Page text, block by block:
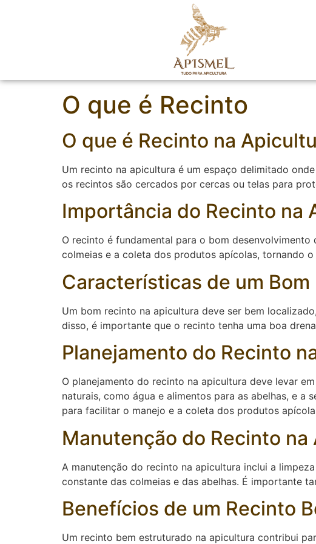
O que é Recinto
O que é Recinto na
Um recinto na apicultura é um espaço delimitado
os recintos são cercados por cercas ou telas para
Importância do Recinto na
O recinto é fundamental para o bom
colmeias e a coleta dos produtos apícolas, tornando
Características de um Bom
Um bom recinto na apicultura deve ser bem
disso, é importante que o recinto tenha uma boa
Planejamento do Recinto
O planejamento do recinto na apicultura deve levar
naturais, como água e alimentos para as abelhas, e
para facilitar o manejo e a coleta dos produtos
Manutenção do Recinto na
A manutenção do recinto na apicultura inclui a
constante das colmeias e das abelhas. É importante
Benefícios de um Recinto
Um recinto bem estruturado na apicultura contribui